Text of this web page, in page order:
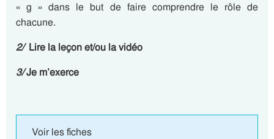
« g » dans le but de faire comprendre le rôle de
chacune.
2/ Lire la leçon et/ou la vidéo
3/Je m’exerce
Voir les fiches